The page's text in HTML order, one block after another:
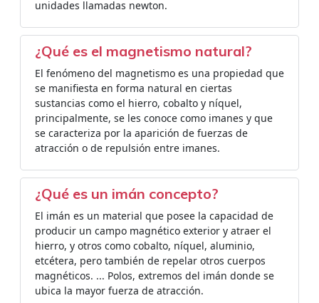
unidades llamadas newton.
¿Qué es el magnetismo natural?
El fenómeno del magnetismo es una propiedad que
se manifiesta en forma natural en ciertas
sustancias como el hierro, cobalto y níquel,
principalmente, se les conoce como imanes y que
se caracteriza por la aparición de fuerzas de
atracción o de repulsión entre imanes.
¿Qué es un imán concepto?
El imán es un material que posee la capacidad de
producir un campo magnético exterior y atraer el
hierro, y otros como cobalto, níquel, aluminio,
etcétera, pero también de repelar otros cuerpos
magnéticos. ... Polos, extremos del imán donde se
ubica la mayor fuerza de atracción.